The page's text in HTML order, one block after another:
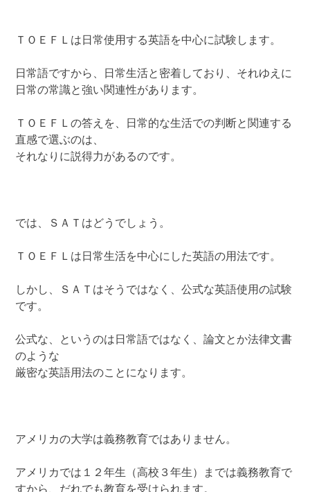
ＴＯＥＦＬは日常使用する英語を中心に試験します。
日常語ですから、日常生活と密着しており、それゆえに
日常の常識と強い関連性があります。
ＴＯＥＦＬの答えを、日常的な生活での判断と関連する
直感で選ぶのは、
それなりに説得力があるのです。
では、ＳＡＴはどうでしょう。
ＴＯＥＦＬは日常生活を中心にした英語の用法です。
しかし、ＳＡＴはそうではなく、公式な英語使用の試験
です。
公式な、というのは日常語ではなく、論文とか法律文書
のような
厳密な英語用法のことになります。
アメリカの大学は義務教育ではありません。
アメリカでは１２年生（高校３年生）までは義務教育で
すから、だれでも教育を受けられます。